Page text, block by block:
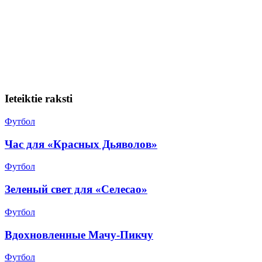
Ieteiktie raksti
Футбол
Час для «Красных Дьяволов»
Футбол
Зеленый свет для «Селесао»
Футбол
Вдохновленные Мачу-Пикчу
Футбол